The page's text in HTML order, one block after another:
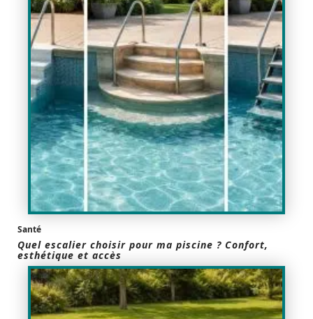
Santé
Quel escalier choisir pour ma piscine ? Confort,
esthétique et accès